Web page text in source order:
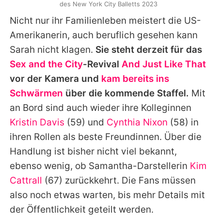
Nicht nur ihr Familienleben meistert die US-
Amerikanerin, auch beruflich gesehen kann
Sarah nicht klagen. Sie steht derzeit für das
Sex and the City-Revival And Just Like That
vor der Kamera und kam bereits ins
Schwärmen über die kommende Staffel. Mit
an Bord sind auch wieder ihre Kolleginnen
Kristin Davis (59) und Cynthia Nixon (58) in
ihren Rollen als beste Freundinnen. Über die
Handlung ist bisher nicht viel bekannt,
ebenso wenig, ob Samantha-Darstellerin Kim
Cattrall (67) zurückkehrt. Die Fans müssen
also noch etwas warten, bis mehr Details mit
der Öffentlichkeit geteilt werden.
des New York City Balletts 2023